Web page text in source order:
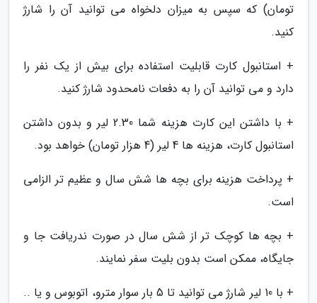
تومان) که سپس به میزان دلخواه می توانید آن را شارژ
کنید.
+ استانبول کارت قابلیت استفاده برای بیش از یک نفر را
دارد و می توانید آن را به دفعات نامحدود شارژ کنید.
+ با داشتن این کارت هزینه شما 2.30 لیر و بدون داشتن
استانبول کارت، هزینه ها 4 لیر (4 هزار تومان) خواهد بود.
+ پرداخت هزینه برای بچه ها شش سال و عظیم تر الزامی
است.
+ بچه ها کوچک تر از شش سال در صورت ندریافت جا و
جایگاه، ممکن است بدون بلیت سفر نمایند.
+ با 10 لیر شارژ می توانید تا 5 بار سوار مترو، اتوبوس و یا ..